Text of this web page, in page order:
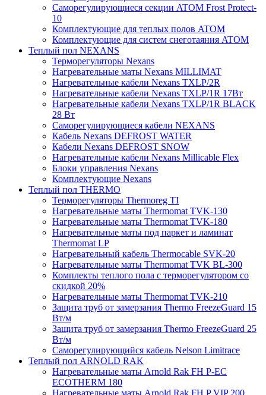
Саморегулирующиеся секции ATOM Frost Protect-
10
Комплектующие для теплых полов ATOM
Комплектующие для систем снеготаяния ATOM
Теплый пол NEXANS
Терморегуляторы Nexans
Нагревательные маты Nexans MILLIMAT
Нагревательные кабели Nexans TXLP/2R
Нагревательные кабели Nexans TXLP/1R 17Вт
Нагревательные кабели Nexans TXLP/1R BLACK
28 Вт
Саморегулирующиеся кабели NEXANS
Кабель Nexans DEFROST WATER
Кабели Nexans DEFROST SNOW
Нагревательные кабели Nexans Millicable Flex
Блоки управления Nexans
Комплектующие Nexans
Теплый пол THERMO
Терморегуляторы Thermoreg TI
Нагревательные маты Thermomat TVK-130
Нагревательные маты Thermomat TVK-180
Нагревательные маты под паркет и ламинат
Thermomat LP
Нагревательный кабель Thermocable SVK-20
Нагревательные маты Thermomat TVK BL-300
Комплекты теплого пола с терморегулятором со
скидкой 20%
Нагревательные маты Thermomat TVK-210
Защита труб от замерзания Thermo FreezeGuard 15
Вт/м
Защита труб от замерзания Thermo FreezeGuard 25
Вт/м
Саморегулирующийся кабель Nelson Limitrace
Теплый пол ARNOLD RAK
Нагревательные маты Arnold Rak FH P-EC
ECOTHERM 180
Нагревательные маты Arnold Rak FH P VIP 200